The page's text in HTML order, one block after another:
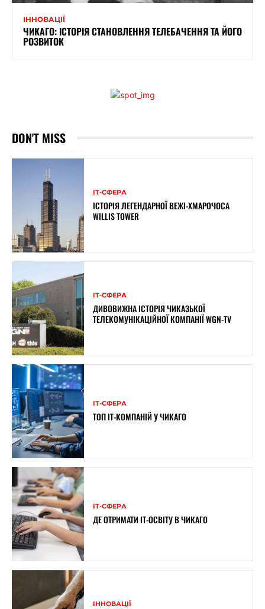
ІННОВАЦІЇ
ЧИКАГО: ІСТОРІЯ СТАНОВЛЕННЯ ТЕЛЕБАЧЕННЯ ТА ЙОГО
РОЗВИТОК
DON'T MISS
ІТ-СФЕРА
ІСТОРІЯ ЛЕГЕНДАРНОЇ ВЕЖІ-ХМАРОЧОСА
WILLIS TOWER
ІТ-СФЕРА
ДИВОВИЖНА ІСТОРІЯ ЧИКАЗЬКОЇ
ТЕЛЕКОМУНІКАЦІЙНОЇ КОМПАНІЇ WGN-TV
ІТ-СФЕРА
ТОП ІТ-КОМПАНІЙ У ЧИКАГО
ІТ-СФЕРА
ДЕ ОТРИМАТИ IT-ОСВІТУ В ЧИКАГО
ІННОВАЦІЇ